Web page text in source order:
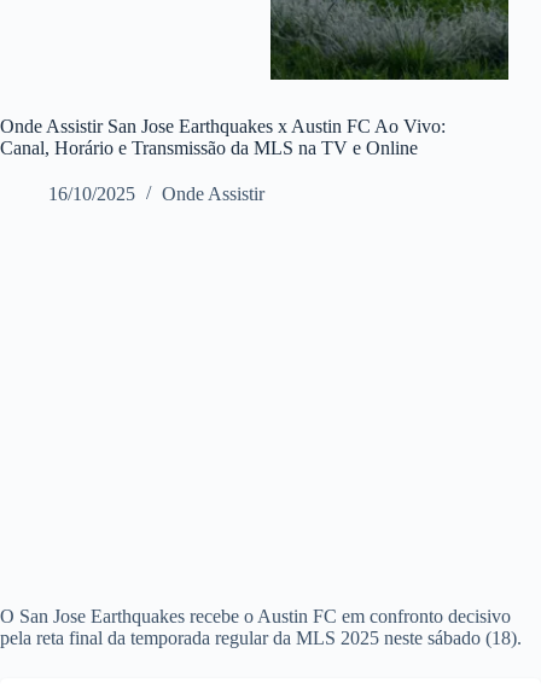
Onde Assistir San Jose Earthquakes x Austin FC Ao Vivo:
Canal, Horário e Transmissão da MLS na TV e Online
16/10/2025 Onde Assistir
O San Jose Earthquakes recebe o Austin FC em confronto decisivo
pela reta final da temporada regular da MLS 2025 neste sábado (18).